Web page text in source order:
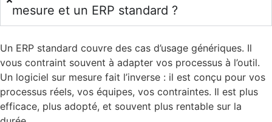
mesure et un ERP standard ?
Un ERP standard couvre des cas d’usage génériques. Il
vous contraint souvent à adapter vos processus à l’outil.
Un logiciel sur mesure fait l’inverse : il est conçu pour vos
processus réels, vos équipes, vos contraintes. Il est plus
efficace, plus adopté, et souvent plus rentable sur la